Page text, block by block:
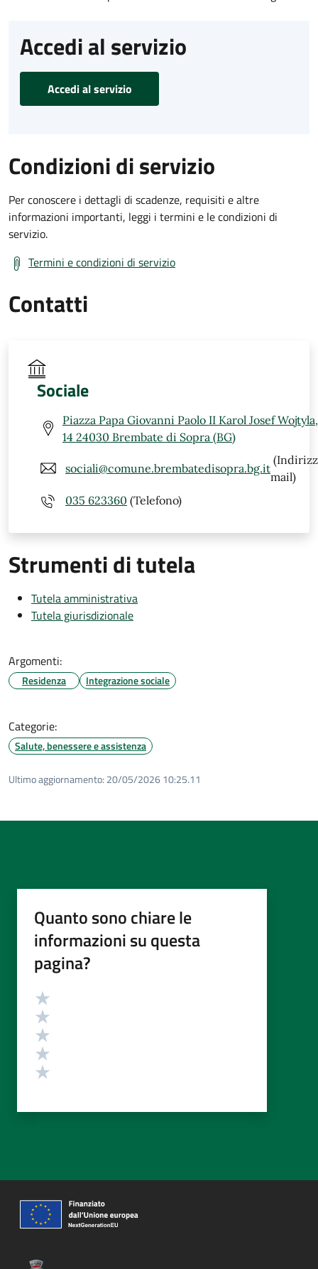
Accedi al servizio
Accedi al servizio
Condizioni di servizio
Per conoscere i dettagli di scadenze, requisiti e altre
informazioni importanti, leggi i termini e le condizioni di
servizio.
Termini e condizioni di servizio
Contatti
Sociale
Piazza Papa Giovanni Paolo II Karol Josef Wojtyla,
14 24030 Brembate di Sopra (BG)
sociali@comune.brembatedisopra.bg.it
mail)
035 623360 (Telefono)
Strumenti di tutela
Tutela amministrativa
Tutela giurisdizionale
Argomenti:
Residenza Integrazione sociale
Categorie:
Salute, benessere e assistenza
Ultimo aggiornamento: 20/05/2026 10:25.11
Quanto sono chiare le
informazioni su questa
pagina?
Valutazione